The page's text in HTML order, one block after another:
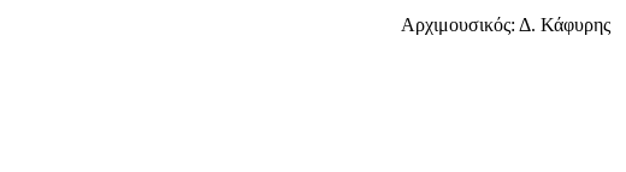
Αρχιμουσικός: Δ. Κάφυρης